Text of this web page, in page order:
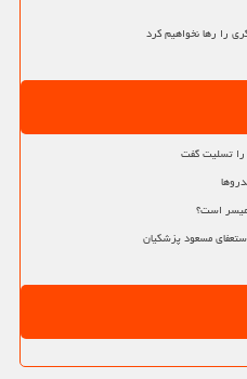
را رها نخواهیم کرد
را تسلیت گفت
میسر است؟